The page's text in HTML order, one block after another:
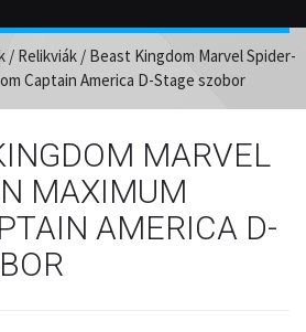
/ Relikviák/ Beast Kingdom Marvel Spider-
Captain America D-Stage szobor
MARVEL
MAXIMUM
AMERICA D-